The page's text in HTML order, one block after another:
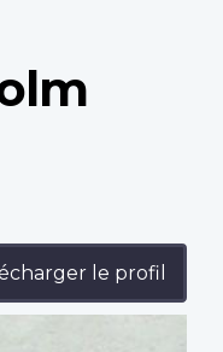
le profil